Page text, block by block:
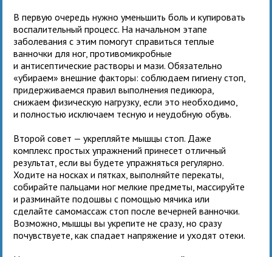
В первую очередь нужно уменьшить боль и купировать
воспалительный процесс. На начальном этапе
заболевания с этим помогут справиться теплые
ванночки для ног, противомикробные
и антисептические растворы и мази. Обязательно
«убираем» внешние факторы: соблюдаем гигиену стоп,
придерживаемся правил выполнения педикюра,
снижаем физическую нагрузку, если это необходимо,
и полностью исключаем тесную и неудобную обувь.
Второй совет — укрепляйте мышцы стоп. Даже
комплекс простых упражнений принесет отличный
результат, если вы будете упражняться регулярно.
Ходите на носках и пятках, выполняйте перекаты,
собирайте пальцами ног мелкие предметы, массируйте
и разминайте подошвы с помощью мячика или
сделайте самомассаж стоп после вечерней ванночки.
Возможно, мышцы вы укрепите не сразу, но сразу
почувствуете, как спадает напряжение и уходят отеки.